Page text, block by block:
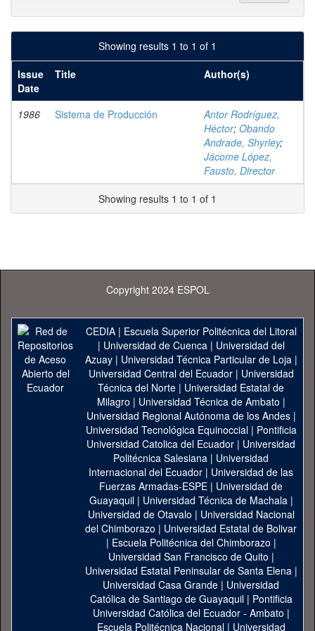
Showing results 1 to 1 of 1
Issue
Date
Title Author(s)
1986 Sistema de Producción
Antor Rodríguez,
Héctor; Obando
Andrade, Shyrley;
Jácome López,
Fausto, Director
Showing results 1 to 1 of 1
Copyright 2024 ESPOL
CEDIA| Escuela Superior Politécnica del Litoral
| Universidad de Cuenca| Universidad del
Azuay| Universidad Técnica Particular de Loja|
Universidad Central del Ecuador| Universidad
Técnica del Norte | Universidad Estatal de
Milagro | Universidad Técnica de Ambato |
Universidad Regional Autónoma de los Andes|
Universidad Tecnológica Equinoccial| Pontificia
Universidad Catolica del Ecuador | Universidad
Politécnica Salesiana | Universidad
Internacional del Ecuador | Universidad de las
Fuerzas Armadas-ESPE | Universidad de
Guayaquil| Universidad Técnica de Machala|
Universidad de Otavalo | Universidad Nacional
del Chimborazo | Universidad Estatal de Bolivar
| Escuela Politécnica del Chimborazo |
Universidad San Francisco de Quito |
Universidad Estatal Peninsular de Santa Elena|
Universidad Casa Grande | Universidad
Católica de Santiago de Guayaquil| Pontificia
Universidad Católica del Ecuador - Ambato |
Escuela Politécnica Nacional| Universidad